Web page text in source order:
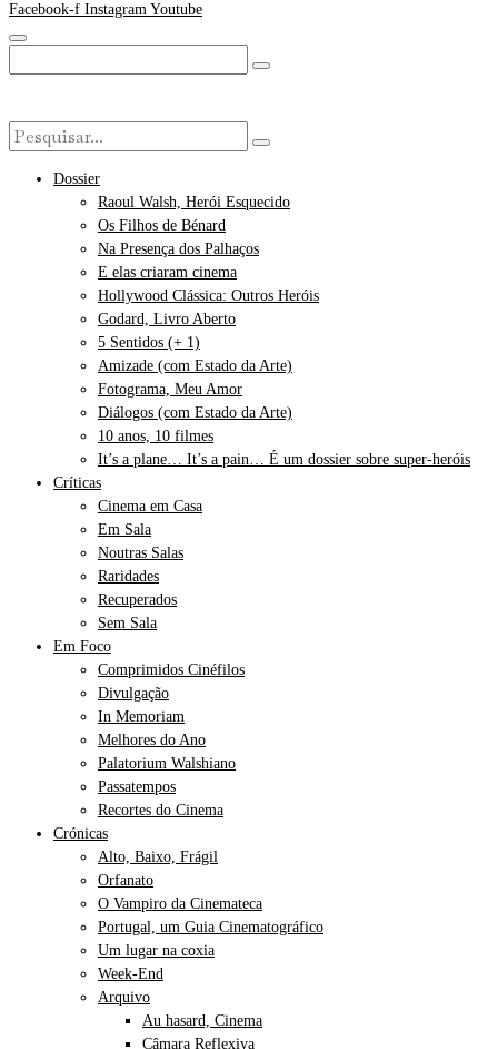
Facebook-f Instagram Youtube
Dossier
Raoul Walsh, Herói Esquecido
Os Filhos de Bénard
Na Presença dos Palhaços
E elas criaram cinema
Hollywood Clássica: Outros Heróis
Godard, Livro Aberto
5 Sentidos (+ 1)
Amizade (com Estado da Arte)
Fotograma, Meu Amor
Diálogos (com Estado da Arte)
10 anos, 10 filmes
It’s a plane… It’s a pain… É um dossier sobre super-heróis
Críticas
Cinema em Casa
Em Sala
Noutras Salas
Raridades
Recuperados
Sem Sala
Em Foco
Comprimidos Cinéfilos
Divulgação
In Memoriam
Melhores do Ano
Palatorium Walshiano
Passatempos
Recortes do Cinema
Crónicas
Alto, Baixo, Frágil
Orfanato
O Vampiro da Cinemateca
Portugal, um Guia Cinematográfico
Um lugar na coxia
Week-End
Arquivo
Au hasard, Cinema
Câmara Reflexiva